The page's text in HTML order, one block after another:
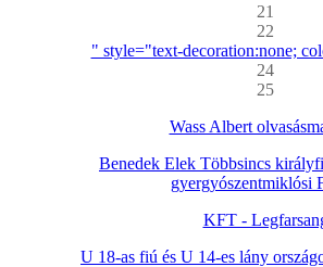
21
22
" style="text-decoration:none;
24
25
Wass Albert
Benedek Elek Többsincs
gyergyószentmiklósi
KFT -
U 18-as fiú és U 14-es lány